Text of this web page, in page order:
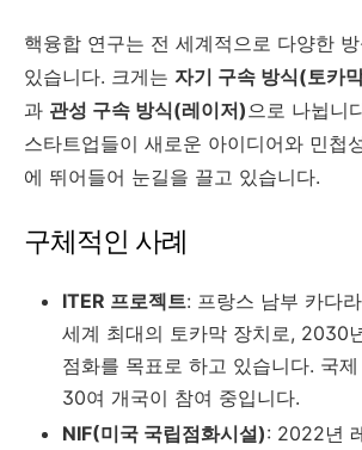
핵융합 연구는 전 세계적으로 다양한
있습니다. 크게는 자기 구속 방식(토카
과 관성 구속 방식(레이저) 으로 나뉩니
스타트업들이 새로운 아이디어와 민첩
에 뛰어들어 눈길을 끌고 있습니다.
구체적인 사례
ITER 프로젝트: 프랑스 남부 카다
세계 최대의 토카막 장치로, 2030
점화를 목표로 하고 있습니다. 국
30여 개국이 참여 중입니다.
NIF(미국 국립점화시설): 2022년